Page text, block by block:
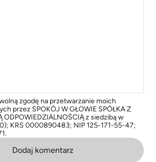
zgodę na przetwarzanie moich
przez SPOKÓJ W GŁOWIE SPÓŁKA Z
ODPOWIEDZIALNOŚCIĄ z siedzibą w
KRS 0000890483; NIP 125-171-55-47;
Dodaj komentarz